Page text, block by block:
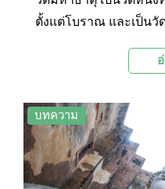
ตั้งแต่โบราณ และเป็น
ประวัติศาสตร์สุโขทัย ไ
ทรงพุ่มข้าวบิณฑ์หรือทร
มณฑป, อุโบสถ และเจดี
องค์
บทความ